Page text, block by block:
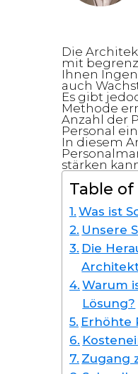
Die
mit
Ihnen
auch
Es gibt
Methode
Anzahl der
Personal
In diesem
stärken
Table
Was ist
Unsere
Die
Warum
Lösung?
Erhöhte
Zugang